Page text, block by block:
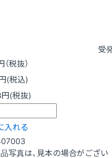
受
（税抜）
(税込)
(税抜)
入れる
写真は、見本の場合がござい